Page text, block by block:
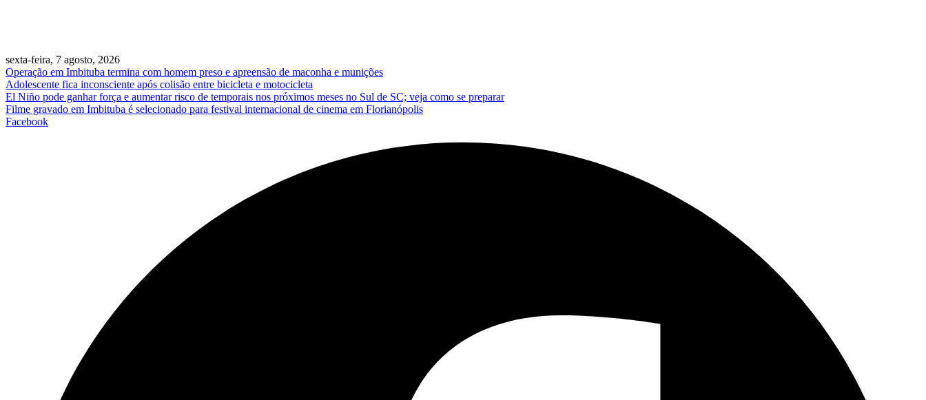
sexta-feira, 7 agosto, 2026
Operação em Imbituba termina com homem preso e apreensão de maconha e munições
Adolescente fica inconsciente após colisão entre bicicleta e motocicleta
El Niño pode ganhar força e aumentar risco de temporais nos próximos meses no Sul de SC; veja como se preparar
Filme gravado em Imbituba é selecionado para festival internacional de cinema em Florianópolis
Facebook